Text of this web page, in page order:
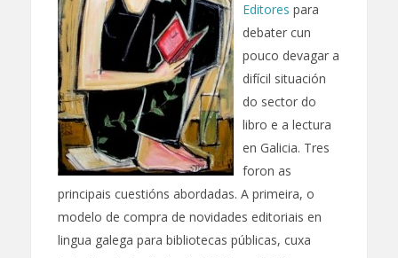
Editores para
debater cun
pouco devagar a
difícil situación
do sector do
libro e a lectura
en Galicia. Tres
foron as
principais cuestións abordadas. A primeira, o
modelo de compra de novidades editoriais en
lingua galega para bibliotecas públicas, cuxa